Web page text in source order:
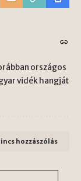
országos
vidék hangját
hozzászólás